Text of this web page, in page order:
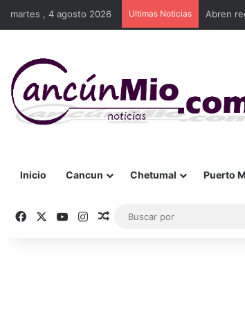
martes , 4 agosto 2026 Ultimas Noticias Abren
Inicio Cancun Chetumal Puerto
FacebookYouTubeInstagram
Publicación al azar